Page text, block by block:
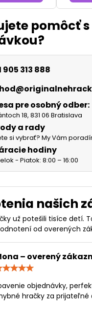
pomôcť s
905 313 888
pre osobný odber:
18, 831 06 Bratislava
a rady
si vybrať? My Vám
hodiny
- Piatok: 8:00 – 16:00
našich
už potešili tisíce detí.
od overených
– overený
/
5
objednávky,
hračky za prijateľné